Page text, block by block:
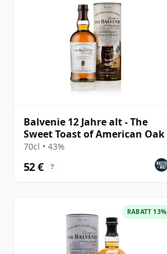
Balvenie 12 Jahre alt - The
Sweet Toast of American Oak
70cl • 43%
52 € ?
RABATT 13%